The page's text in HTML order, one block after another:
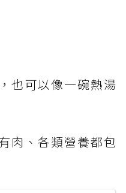
也可以像一碗熱湯
肉、各類營養都包